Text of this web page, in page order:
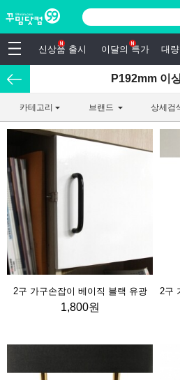
신상품 출시 이달의 특가 대
P192mm 이
카테고리 브랜드 상세검
2구 가구손잡이 베이직 블랙 유광
1,800원
2구